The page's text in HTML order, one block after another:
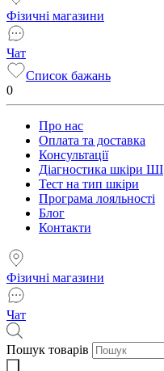
Фізичні магазини
Чат
Список бажань
0
Про нас
Оплата та доставка
Консультації
Діагностика шкіри ШІ
Тест на тип шкіри
Програма лояльності
Блог
Контакти
Фізичні магазини
Чат
Пошук товарів